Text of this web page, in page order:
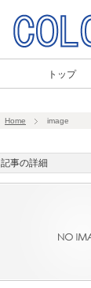
トップ
Home image
記事の詳細